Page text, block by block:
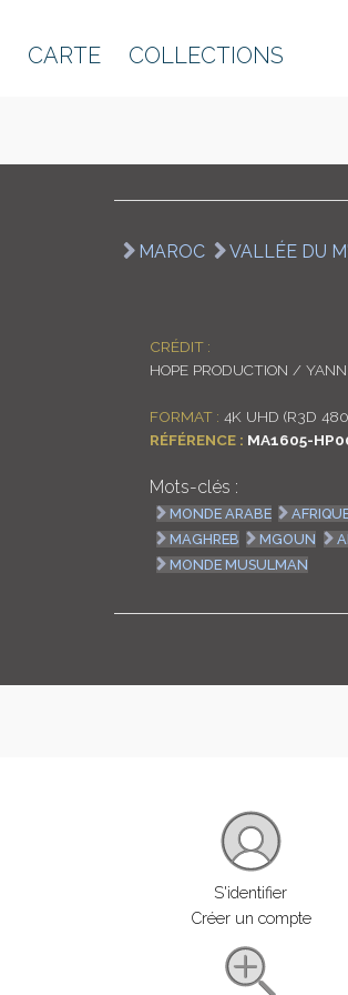
CARTE COLLECTIONS
MAROC VALLÉE DU
CRÉDIT :
HOPE PRODUCTION /
FORMAT : 4K UHD (R3D
RÉFÉRENCE : MA1605-
Mots-clés :
MONDE ARABE
MAGHREB
MGOUN
MONDE MUSULMAN
S'identifier
Créer un compte